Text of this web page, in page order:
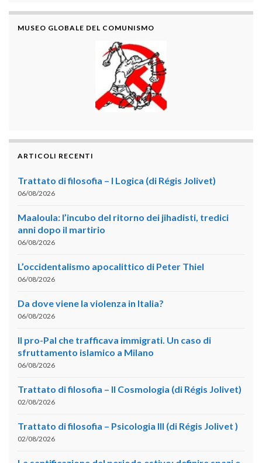
MUSEO GLOBALE DEL COMUNISMO
ARTICOLI RECENTI
Trattato di filosofia – I Logica (di Régis Jolivet)
06/08/2026
Maaloula: l’incubo del ritorno dei jihadisti, tredici
anni dopo il martirio
06/08/2026
L’occidentalismo apocalittico di Peter Thiel
06/08/2026
Da dove viene la violenza in Italia?
06/08/2026
Il pro-Pal che trafficava immigrati. Un caso di
sfruttamento islamico a Milano
06/08/2026
Trattato di filosofia – II Cosmologia (di Régis Jolivet)
02/08/2026
Trattato di filosofia – Psicologia III (di Régis Jolivet )
02/08/2026